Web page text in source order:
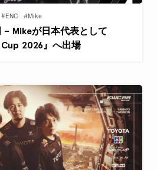
#ENC #Mike
– Mikeが日本代表として
2026』へ出場